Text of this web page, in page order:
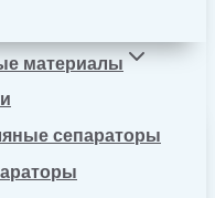
материалы
сепараторы